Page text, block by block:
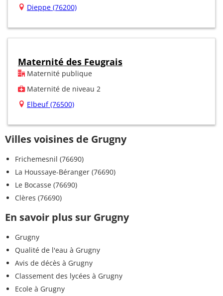
Dieppe (76200)
Maternité des Feugrais
Maternité publique
Maternité de niveau 2
Elbeuf (76500)
Villes voisines de Grugny
Frichemesnil (76690)
La Houssaye-Béranger (76690)
Le Bocasse (76690)
Clères (76690)
En savoir plus sur Grugny
Grugny
Qualité de l'eau à Grugny
Avis de décès à Grugny
Classement des lycées à Grugny
Ecole à Grugny